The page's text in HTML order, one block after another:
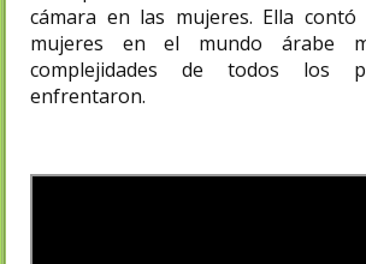
cámara en las mujeres. Ella
mujeres en el mundo árabe
complejidades de todos los
enfrentaron.